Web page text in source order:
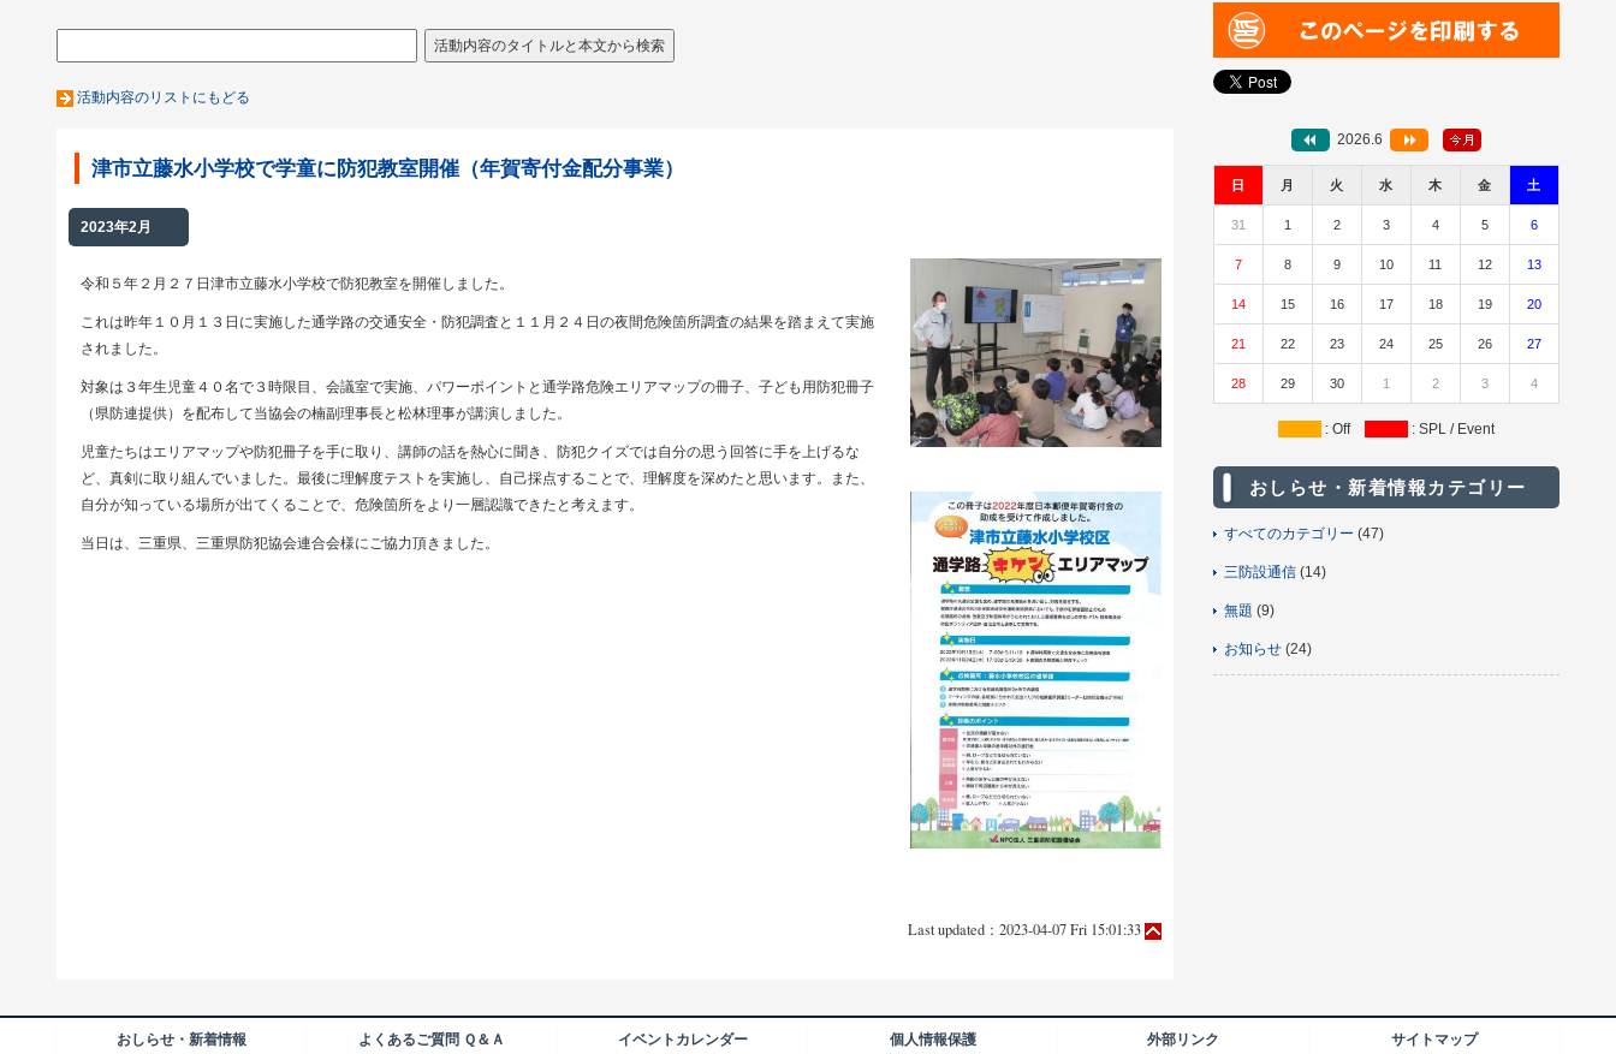
活動内容のリストにもどる
津市立藤水小学校で学童に防犯教室開催（年賀寄付金配分事業）
2023年2月
令和５年２月２７日津市立藤水小学校で防犯教室を開催しました。
これは昨年１０月１３日に実施した通学路の交通安全・防犯調査と１１月２４日の夜間危険箇所調査の結果を踏まえて実施
されました。
対象は３年生児童４０名で３時限目、会議室で実施、パワーポイントと通学路危険エリアマップの冊子、子ども用防犯冊子
（県防連提供）を配布して当協会の楠副理事長と松林理事が講演しました。
児童たちはエリアマップや防犯冊子を手に取り、講師の話を熱心に聞き、防犯クイズでは自分の思う回答に手を上げるな
ど、真剣に取り組んでいました。最後に理解度テストを実施し、自己採点することで、理解度を深めたと思います。また、
自分が知っている場所が出てくることで、危険箇所をより一層認識できたと考えます。
当日は、三重県、三重県防犯協会連合会様にご協力頂きました。
Last updated：2023-04-07 Fri 15:01:33
2026.6
日 月 火 水 木 金 土
31 1 2 3 4 5 6
7 8 9 10 11 12 13
14 15 16 17 18 19 20
21 22 23 24 25 26 27
28 29 30 1 2 3 4
: Off : SPL / Event
おしらせ・新着情報カテゴリー
すべてのカテゴリー (47)
三防設通信(14)
無題 (9)
お知らせ(24)
おしらせ・新着情報 よくあるご質問 Ｑ＆Ａ イベントカレンダー 個人情報保護 外部リンク サイトマップ